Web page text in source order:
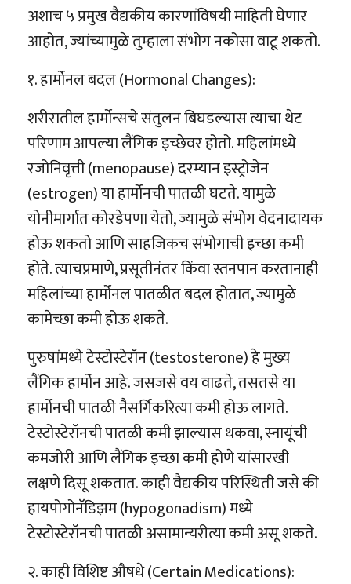
अशाच ५ प्रमुख वैद्यकीय कारणांविषयी माहिती घेणार
आहोत, ज्यांच्यामुळे तुम्हाला संभोग नकोसा वाटू शकतो.
१. हार्मोनल बदल (Hormonal Changes):
शरीरातील हार्मोन्सचे संतुलन बिघडल्यास त्याचा थेट
परिणाम आपल्या लैंगिक इच्छेवर होतो. महिलांमध्ये
रजोनिवृत्ती (menopause) दरम्यान इस्ट्रोजेन
(estrogen) या हार्मोनची पातळी घटते. यामुळे
योनीमार्गात कोरडेपणा येतो, ज्यामुळे संभोग वेदनादायक
होऊ शकतो आणि साहजिकच संभोगाची इच्छा कमी
होते. त्याचप्रमाणे, प्रसूतीनंतर किंवा स्तनपान करतानाही
महिलांच्या हार्मोनल पातळीत बदल होतात, ज्यामुळे
कामेच्छा कमी होऊ शकते.
पुरुषांमध्ये टेस्टोस्टेरॉन (testosterone) हे मुख्य
लैंगिक हार्मोन आहे. जसजसे वय वाढते, तसतसे या
हार्मोनची पातळी नैसर्गिकरित्या कमी होऊ लागते.
टेस्टोस्टेरॉनची पातळी कमी झाल्यास थकवा, स्नायूंची
कमजोरी आणि लैंगिक इच्छा कमी होणे यांसारखी
लक्षणे दिसू शकतात. काही वैद्यकीय परिस्थिती जसे की
हायपोगोनॅडिझम (hypogonadism) मध्ये
टेस्टोस्टेरॉनची पातळी असामान्यरीत्या कमी असू शकते.
२. काही विशिष्ट औषधे (Certain Medications):